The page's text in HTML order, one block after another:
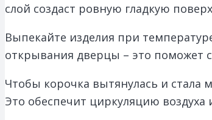
слой создаст ровную гладкую
Выпекайте изделия при
открывания дверцы – это поможет
Чтобы корочка вытянулась и стала
Это обеспечит циркуляцию воздуха